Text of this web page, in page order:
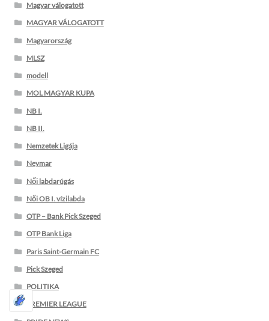
Magyar válogatott
MAGYAR VÁLOGATOTT
Magyarország
MLSZ
modell
MOL MAGYAR KUPA
NB I.
NB II.
Nemzetek Ligája
Neymar
Női labdarúgás
Női OB I. vízilabda
OTP – Bank Pick Szeged
OTP Bank Liga
Paris Saint-Germain FC
Pick Szeged
POLITIKA
PREMIER LEAGUE